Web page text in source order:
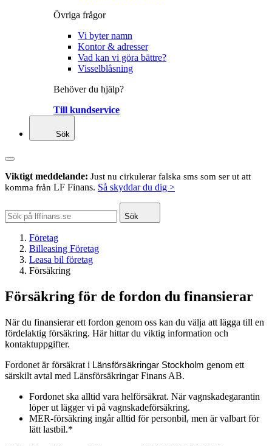
Övriga frågor
Vi byter namn
Kontor & adresser
Vad kan vi göra bättre?
Visselblåsning
Behöver du hjälp?
Till kundservice
Sök
Viktigt meddelande: Just nu cirkulerar falska sms som ser ut att
komma från LF Finans. Så skyddar du dig >
Sök
Företag
Billeasing Företag
Leasa bil företag
Försäkring
Försäkring för de fordon du finansierar
När du finansierar ett fordon genom oss kan du välja att lägga till en
fördelaktig försäkring. Här hittar du viktig information och
kontaktuppgifter.
Fordonet är försäkrat i Länsförsäkringar Stockholm genom ett
särskilt avtal med Länsförsäkringar Finans AB.
Fordonet ska alltid vara helförsäkrat. När vagnskadegarantin
löper ut lägger vi på vagnskadeförsäkring.
MER-försäkring ingår alltid för personbil, men är valbart för
lätt lastbil.*